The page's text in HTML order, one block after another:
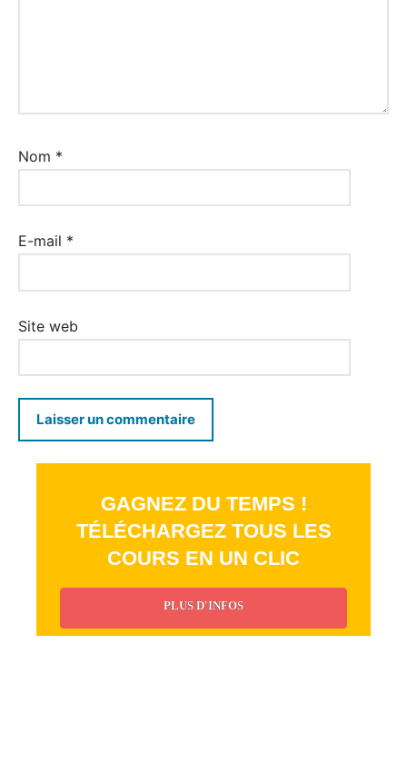
Nom *
E-mail *
Site web
GAGNEZ DU TEMPS !
TÉLÉCHARGEZ TOUS LES
COURS EN UN CLIC
PLUS D'INFOS